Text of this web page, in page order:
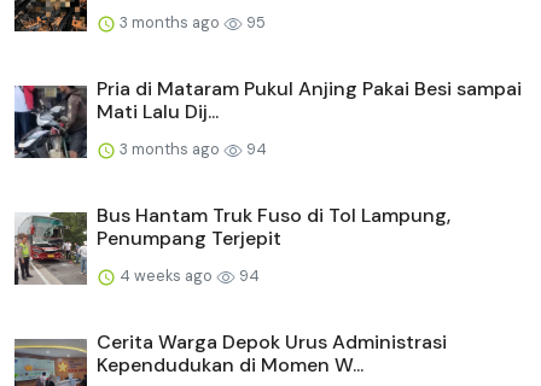
3 months ago 95
Pria di Mataram Pukul Anjing Pakai Besi sampai
Mati Lalu Dij...
3 months ago 94
Bus Hantam Truk Fuso di Tol Lampung,
Penumpang Terjepit
4 weeks ago 94
Cerita Warga Depok Urus Administrasi
Kependudukan di Momen W...